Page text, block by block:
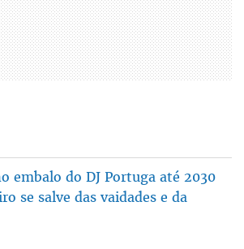
embalo do DJ Portuga até 2030
se salve das vaidades e da